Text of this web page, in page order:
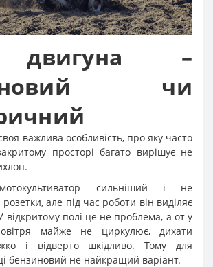
–
чи
важлива особливість, про яку часто
просторі багато вирішує не
сильніший і не
але під час роботи він виділяє
відкритому полі це не проблема, а от у
майже не циркулює, дихати
і відверто шкідливо. Тому для
бензиновий не найкращий варіант.